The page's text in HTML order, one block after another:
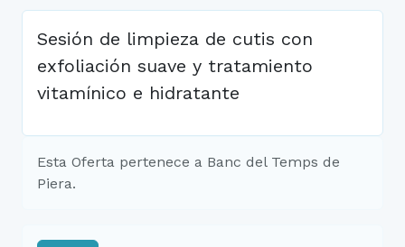
Sesión de limpieza de cutis con
exfoliación suave y tratamiento
vitamínico e hidratante
Esta Oferta pertenece a Banc del Temps de
Piera.